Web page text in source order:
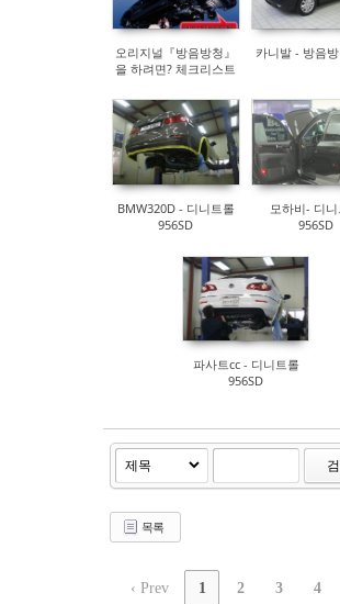
오리지널『방음방청』
을 하려면? 체크리스트
카니발 - 방음
BMW320D - 디니트롤
956SD
모하비- 디
956SD
파사트cc - 디니트롤
956SD
목록
‹ Prev 1 2 3 4